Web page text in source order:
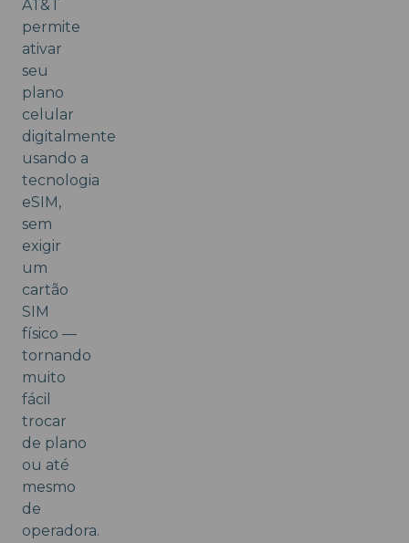
AT&T
permite
ativar
seu
plano
celular
digitalmente
usando a
tecnologia
eSIM,
sem
exigir
um
cartão
SIM
físico —
tornando
muito
fácil
trocar
de plano
ou até
mesmo
de
operadora.